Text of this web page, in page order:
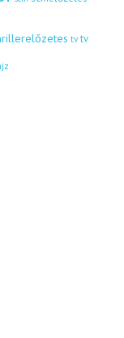
tv tv